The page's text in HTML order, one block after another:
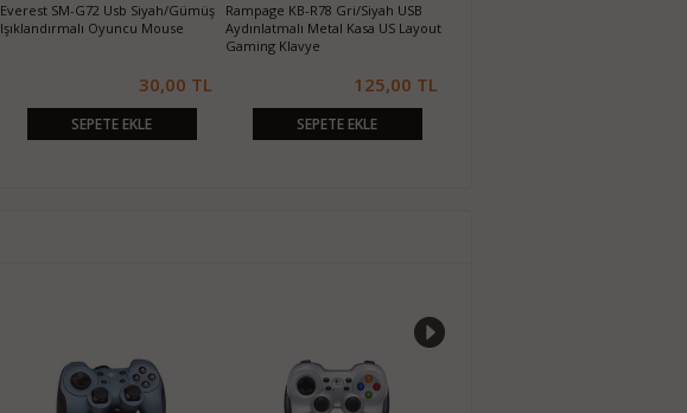
Everest SM-G72 Usb Siyah/Gümüş
Işıklandırmalı Oyuncu Mouse
30,00 TL
SEPETE EKLE
Rampage KB-R78 Gri/Siyah USB
Aydınlatmalı Metal Kasa US Layout
Gaming Klavye
125,00 TL
SEPETE EKLE